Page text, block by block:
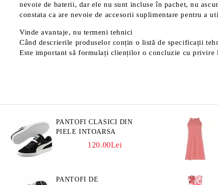
nevoie de baterii, dar ele nu sunt incluse în pachet, nu
constata ca are nevoie de accesorii suplimentare pentru a
Vinde avantaje, nu termeni tehnici
Când descrierile produselor conțin o listă de specificații
Este important să formulați clienților o concluzie cu privire
PANTOFI CLASICI DIN
PIELE INTOARSA
120.00Lei
PANTOFI DE